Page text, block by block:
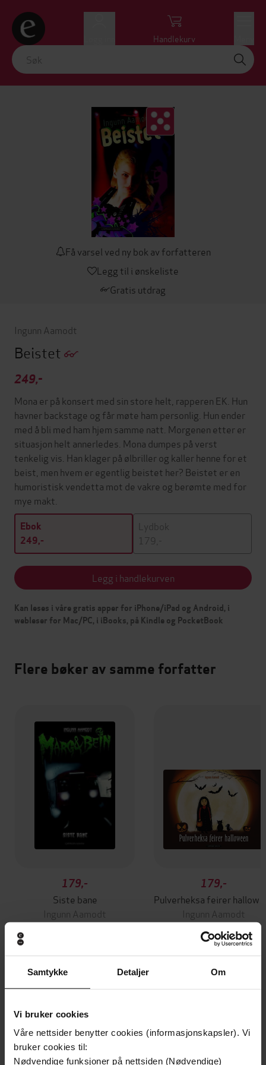
Samtykke Detaljer Om
Vi bruker cookies
Våre nettsider benytter cookies (informasjonskapsler). Vi
bruker cookies til:
Nødvendige funksjoner på nettsiden (Nødvendige)
Handlekurv
Få varsel ved ny bok av forfatteren
Legg til i ønskeliste
Gratis utdrag
Ingunn Aamodt
Beistet
249,-
Mona er på konsert med sin store helt, rapperen EK. Hun
havner backstage og får møte ham personlig. Hun ender
med å bli med ham hjem samme natt. Morgenen etter er
situasjon helt annerledes. Mona dumpes på verst
tenkelig vis. Han klager på ølbriller og kaller henne for et
beist, men hvem er egentlig beistet her? Beistet er en
humoristisk vendetta mot de vakre og berømte med for
mye makt.
Ebok
249,-
Lydbok
179,-
Legg i handlekurven
Kan leses i våre gratis apper for iPhone/iPad og Android, i
webleser for Mac/PC, i iBooks, på Kindle og PocketBook
Flere bøker av samme forfatter
179,-
Siste bane
Ingunn Aamodt
179,-
Ingunn Aamodt
Andre har også kjøpt
Vinner av Rivertonprisen
Første gang på tilbud